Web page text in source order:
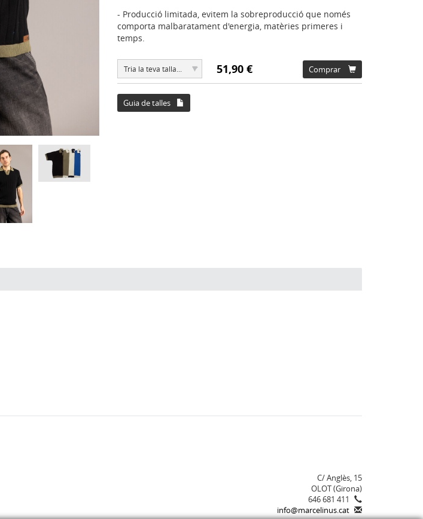
- Producció limitada, evitem la sobreproducció que només
comporta malbaratament d'energia, matèries primeres i
temps.
Tria la teva talla... ▾ 51,90 € Comprar
Guia de talles
C/ Anglès, 15
OLOT (Girona)
646 681 411
info@marcelinus.cat